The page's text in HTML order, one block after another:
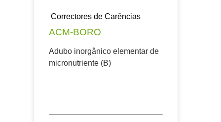
Correctores de Carências
ACM-BORO
Adubo inorgânico elementar de
micronutriente (B)